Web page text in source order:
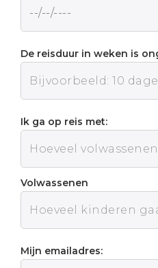
De reisduur in weken is
Ik ga op reis met:
Volwassenen
Mijn emailadres: